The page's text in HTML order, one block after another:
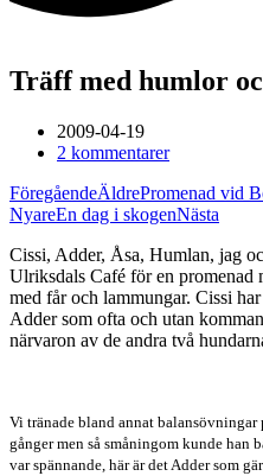
Träff med humlor
2009-04-19
2 kommentarer
FöregåendeÄldrePromenad vid
NyareEn dag i skogenNästa
Cissi, Adder, Åsa, Humlan, jag
Ulriksdals Café för en promenad
med får och lammungar. Cissi
Adder som ofta och utan
närvaron av de andra två
Vi tränade bland annat
gånger men så småningom kunde han
var spännande, här är det Adder som